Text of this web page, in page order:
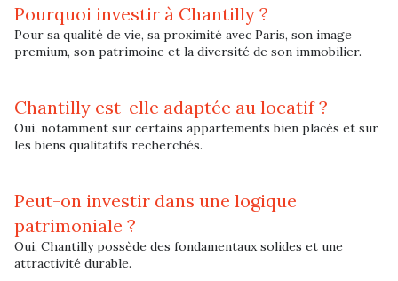
Pourquoi investir à Chantilly ?
Pour sa qualité de vie, sa proximité avec Paris, son image
premium, son patrimoine et la diversité de son immobilier.
Chantilly est-elle adaptée au locatif ?
Oui, notamment sur certains appartements bien placés et sur
les biens qualitatifs recherchés.
Peut-on investir dans une logique
patrimoniale ?
Oui, Chantilly possède des fondamentaux solides et une
attractivité durable.